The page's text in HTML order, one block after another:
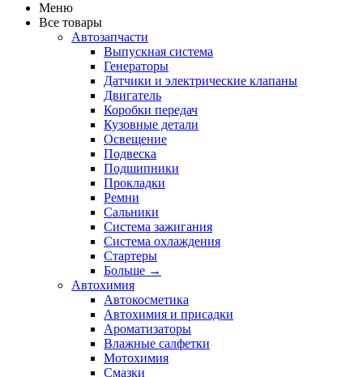
Меню
Все товары
Автозапчасти
Выпускная система
Генераторы
Датчики и электрические клапаны
Двигатель
Коробки передач
Кузовные детали
Освещение
Подвеска
Подшипники
Прокладки
Ремни
Сальники
Система зажигания
Система охлаждения
Стартеры
Больше →
Автохимия
Автокосметика
Автохимия и присадки
Ароматизаторы
Влажные салфетки
Мотохимия
Смазки